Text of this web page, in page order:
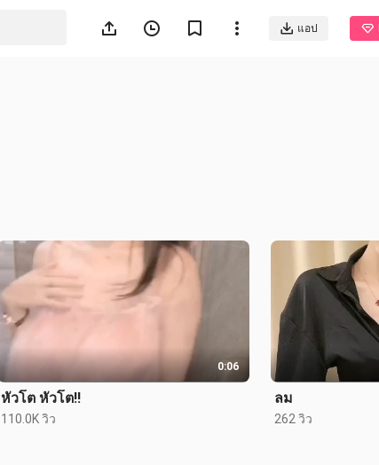
แอป
0:06
หัวโต หัวโต!!
110.0K วิว
ลม
262 วิว